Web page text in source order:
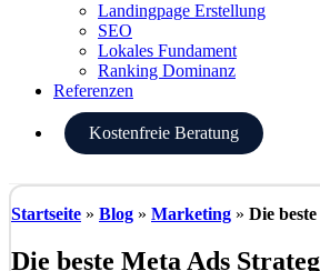
Landingpage Erstellung
SEO
Lokales Fundament
Ranking Dominanz
Referenzen
Kostenfreie Beratung
Startseite » Blog » Marketing » Die
Die beste Meta Ads